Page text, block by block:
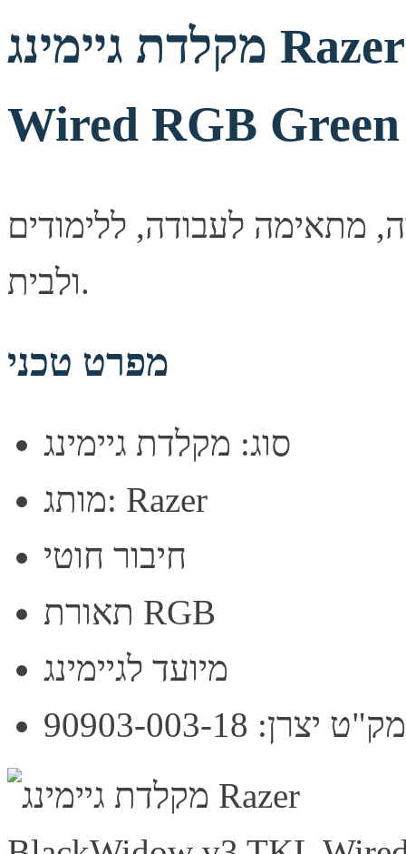
מקלדת גיימינג Razer BlackWidow v3 TKL
Wired RGB
מתאימה לעבודה, ללימודים
ולבית.
מפרט טכני
סוג: מקלדת גיימינג
מותג: Razer
חיבור חוטי
תאורת RGB
מיועד לגיימינג
מק"ט יצרן: 90903-003-18